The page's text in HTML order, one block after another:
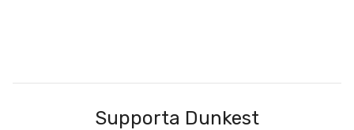
Supporta Dunkest